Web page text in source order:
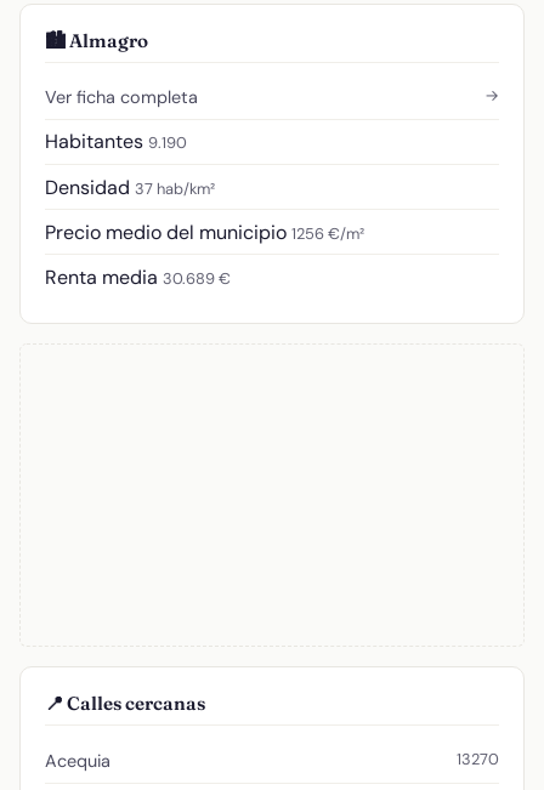
🏙️ Almagro
Ver ficha completa →
Habitantes 9.190
Densidad 37 hab/km²
Precio medio del municipio 1256 €/m²
Renta media 30.689 €
📍 Calles cercanas
Acequia 13270